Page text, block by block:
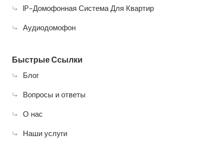
IP-Домофонная Система Для Квартир
Аудиодомофон
Быстрые Ссылки
Блог
Вопросы и ответы
О нас
Наши услуги